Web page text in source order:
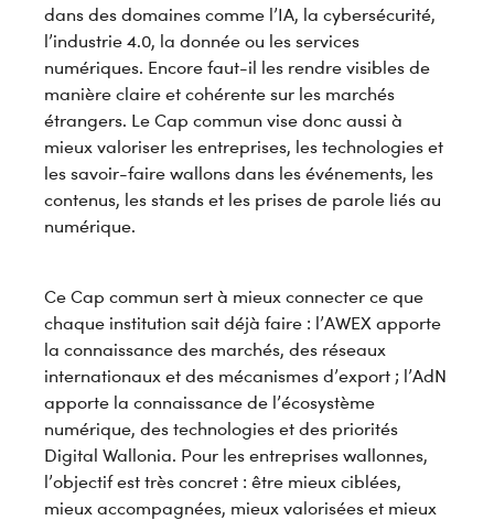
dans des domaines comme l’IA, la cybersécurité,
l’industrie 4.0, la donnée ou les services
numériques. Encore faut-il les rendre visibles de
manière claire et cohérente sur les marchés
étrangers. Le Cap commun vise donc aussi à
mieux valoriser les entreprises, les technologies et
les savoir-faire wallons dans les événements, les
contenus, les stands et les prises de parole liés au
numérique.
Ce Cap commun sert à mieux connecter ce que
chaque institution sait déjà faire : l’AWEX apporte
la connaissance des marchés, des réseaux
internationaux et des mécanismes d’export ; l’AdN
apporte la connaissance de l’écosystème
numérique, des technologies et des priorités
Digital Wallonia. Pour les entreprises wallonnes,
l’objectif est très concret : être mieux ciblées,
mieux accompagnées, mieux valorisées et mieux